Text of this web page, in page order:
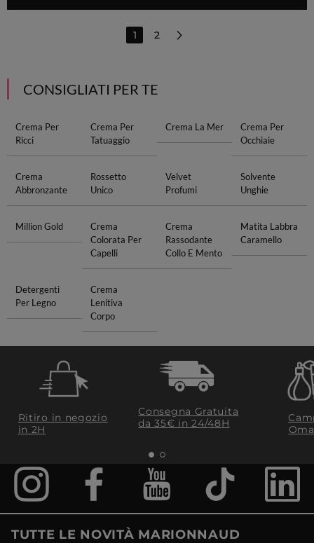
1 2
CONSIGLIATI PER TE
Crema Per
Ricci
Crema Per
Tatuaggio
Crema La Mer
Crema Per
Occhiaie
Crema
Abbronzante
Rossetto
Unico
Velvet
Profumi
Solvente
Unghie
Million Gold
Crema
Colorata Per
Capelli
Crema
Rassodante
Collo E Mento
Matita Labbra
Caramello
Detergenti
Per Legno
Crema
Lenitiva
Corpo
Ritiro in negozio
in 2H
Consegna Gratuita
da 35€​ in 24/48H
TUTTE LE NOVITÀ MARIONNAUD